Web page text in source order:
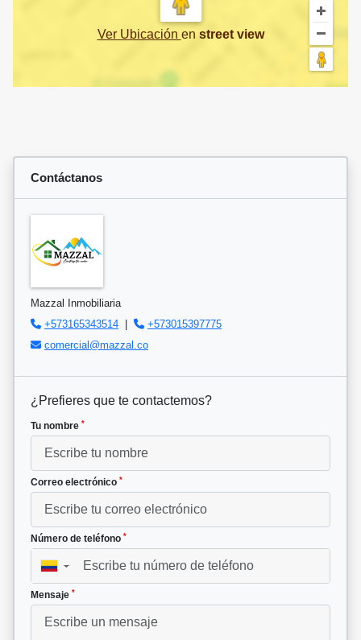
Ver Ubicación en street view
Contáctanos
Mazzal Inmobiliaria
+573165343514
+573015397775
comercial@mazzal.co
¿Prefieres que te contactemos?
Tu nombre *
Correo electrónico *
Número de teléfono *
▼
Mensaje *